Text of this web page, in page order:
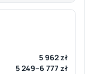
5 962 zł
5 249–6 777 zł